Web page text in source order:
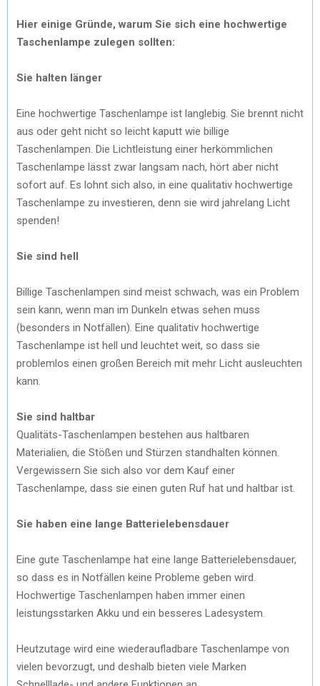
Hier einige Gründe, warum Sie sich eine hochwertige
Taschenlampe zulegen sollten:
Sie halten länger
Eine hochwertige Taschenlampe ist langlebig. Sie brennt nicht
aus oder geht nicht so leicht kaputt wie billige
Taschenlampen. Die Lichtleistung einer herkömmlichen
Taschenlampe lässt zwar langsam nach, hört aber nicht
sofort auf. Es lohnt sich also, in eine qualitativ hochwertige
Taschenlampe zu investieren, denn sie wird jahrelang Licht
spenden!
Sie sind hell
Billige Taschenlampen sind meist schwach, was ein Problem
sein kann, wenn man im Dunkeln etwas sehen muss
(besonders in Notfällen). Eine qualitativ hochwertige
Taschenlampe ist hell und leuchtet weit, so dass sie
problemlos einen großen Bereich mit mehr Licht ausleuchten
kann.
Sie sind haltbar
Qualitäts-Taschenlampen bestehen aus haltbaren
Materialien, die Stößen und Stürzen standhalten können.
Vergewissern Sie sich also vor dem Kauf einer
Taschenlampe, dass sie einen guten Ruf hat und haltbar ist.
Sie haben eine lange Batterielebensdauer
Eine gute Taschenlampe hat eine lange Batterielebensdauer,
so dass es in Notfällen keine Probleme geben wird.
Hochwertige Taschenlampen haben immer einen
leistungsstarken Akku und ein besseres Ladesystem.
Heutzutage wird eine wiederaufladbare Taschenlampe von
vielen bevorzugt, und deshalb bieten viele Marken